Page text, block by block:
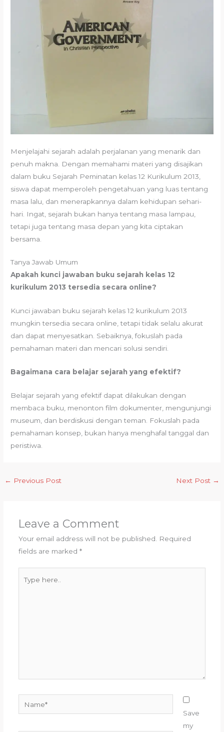
Menjelajahi sejarah adalah perjalanan yang menarik dan
penuh makna. Dengan memahami materi yang disajikan
dalam buku Sejarah Peminatan kelas 12 Kurikulum 2013,
siswa dapat memperoleh pengetahuan yang luas tentang
masa lalu, dan menerapkannya dalam kehidupan sehari-
hari. Ingat, sejarah bukan hanya tentang masa lampau,
tetapi juga tentang masa depan yang kita ciptakan
bersama.
Tanya Jawab Umum
Apakah kunci jawaban buku sejarah kelas 12
kurikulum 2013 tersedia secara online?
Kunci jawaban buku sejarah kelas 12 kurikulum 2013
mungkin tersedia secara online, tetapi tidak selalu akurat
dan dapat menyesatkan. Sebaiknya, fokuslah pada
pemahaman materi dan mencari solusi sendiri.
Bagaimana cara belajar sejarah yang efektif?
Belajar sejarah yang efektif dapat dilakukan dengan
membaca buku, menonton film dokumenter, mengunjungi
museum, dan berdiskusi dengan teman. Fokuslah pada
pemahaman konsep, bukan hanya menghafal tanggal dan
peristiwa.
← Previous Post Next Post →
Leave a Comment
Your email address will not be published.
Required
fields are marked *
here..
Save
my